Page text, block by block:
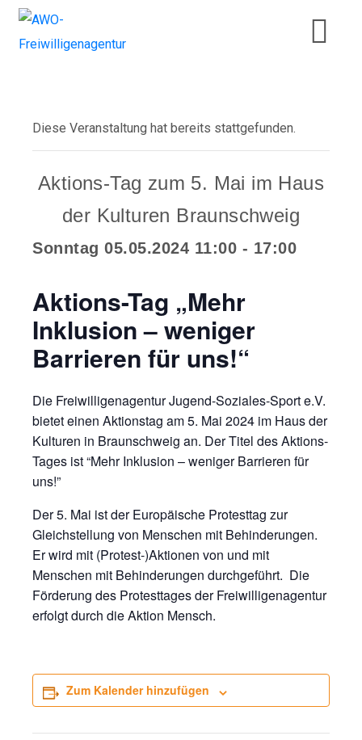
Diese Veranstaltung hat bereits stattgefunden.
Aktions-Tag zum 5. Mai im Haus
der Kulturen Braunschweig
Sonntag 05.05.2024 11:00 - 17:00
Aktions-Tag „Mehr
Inklusion – weniger
Barrieren für uns!“
Die Freiwilligenagentur Jugend-Soziales-Sport e.V.
bietet einen Aktionstag am 5. Mai 2024 im Haus der
Kulturen in Braunschweig an. Der Titel des Aktions-
Tages ist “Mehr Inklusion – weniger Barrieren für
uns!”
Der 5. Mai ist der Europäische Protesttag zur
Gleichstellung von Menschen mit Behinderungen.
Er wird mit (Protest-)Aktionen von und mit
Menschen mit Behinderungen durchgeführt. Die
Förderung des Protesttages der Freiwilligenagentur
erfolgt durch die Aktion Mensch.
Zum Kalender hinzufügen
Spenden